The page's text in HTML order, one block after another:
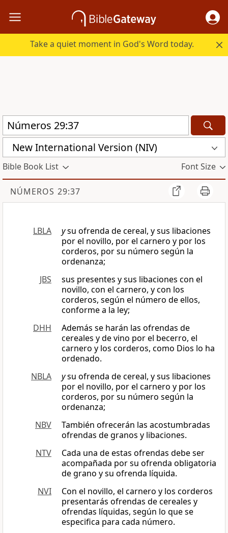
Take a quiet moment in God's Word today.
New International Version (NIV)
Bible Book List Font Size
NÚMEROS 29:37
LBLA ysu ofrenda de cereal, y sus libaciones
por el novillo, por el carnero y por los
corderos, por su número según la
ordenanza;
JBS
sus presentes y sus libaciones con el
novillo, con el carnero, y con los
corderos, según el número de ellos,
conforme a la ley;
DHH
Además se harán las ofrendas de
cereales y de vino por el becerro, el
carnero y los corderos, como Dios lo ha
ordenado.
NBLA
ysu ofrenda de cereal, y sus libaciones
por el novillo, por el carnero y por los
corderos, por su número según la
ordenanza;
NBV
También ofrecerán las acostumbradas
ofrendas de granos y libaciones.
NTV
Cada una de estas ofrendas debe ser
acompañada por su ofrenda obligatoria
de grano y su ofrenda líquida.
NVI
Con el novillo, el carnero y los corderos
presentarás ofrendas de cereales y
ofrendas líquidas, según lo que se
especifica para cada número.